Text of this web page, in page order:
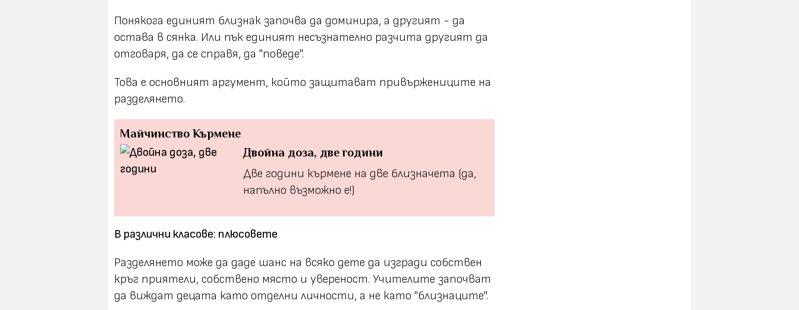
Понякога единият близнак започва да доминира, а другият - да
остава в сянка. Или пък единият несъзнателно разчита другият да
отговаря, да се справя, да "поведе".
Това е основният аргумент, който защитават привържениците на
разделянето.
Майчинство Кърмене
Двойна доза, две години
Две години кърмене на две близначета (да,
напълно възможно е!)
В различни класове: плюсовете
Разделянето може да даде шанс на всяко дете да изгради собствен
кръг приятели, собствено място и увереност. Учителите започват
да виждат децата като отделни личности, а не като "близнаците".